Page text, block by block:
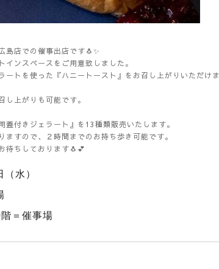
島店での催事出店です🐧✨
ンスペースをご用意致しました。
ートを使った『ハニートースト』をお召し上がりいただけま
上がりも可能です。
蓋付きジェラート』を13種類販売いたします。
ますので、２時間までのお持ち歩き可能です。
待ちしております🐧💕
水）
＝催事場